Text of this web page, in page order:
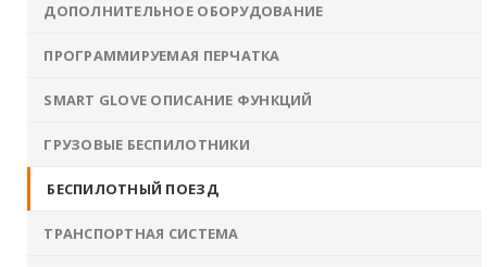
ДОПОЛНИТЕЛЬНОЕ ОБОРУДОВАНИЕ
ПРОГРАММИРУЕМАЯ ПЕРЧАТКА
SMART GLOVE ОПИСАНИЕ ФУНКЦИЙ
ГРУЗОВЫЕ БЕСПИЛОТНИКИ
БЕСПИЛОТНЫЙ ПОЕЗД
ТРАНСПОРТНАЯ СИСТЕМА